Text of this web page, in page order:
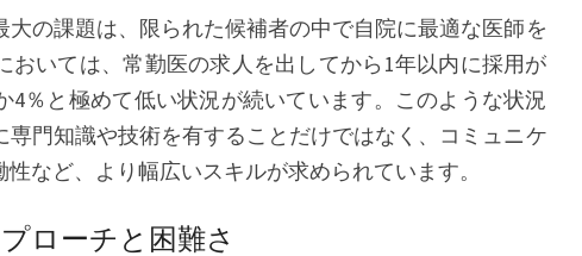
大の課題は、限られた候補者の中で自院に最適な医師を
おいては、常勤医の求人を出してから1年以内に採用が
4％と極めて低い状況が続いています。このような状況
門知識や技術を有することだけではなく、コミュニケ
など、より幅広いスキルが求められています。
ローチと困難さ